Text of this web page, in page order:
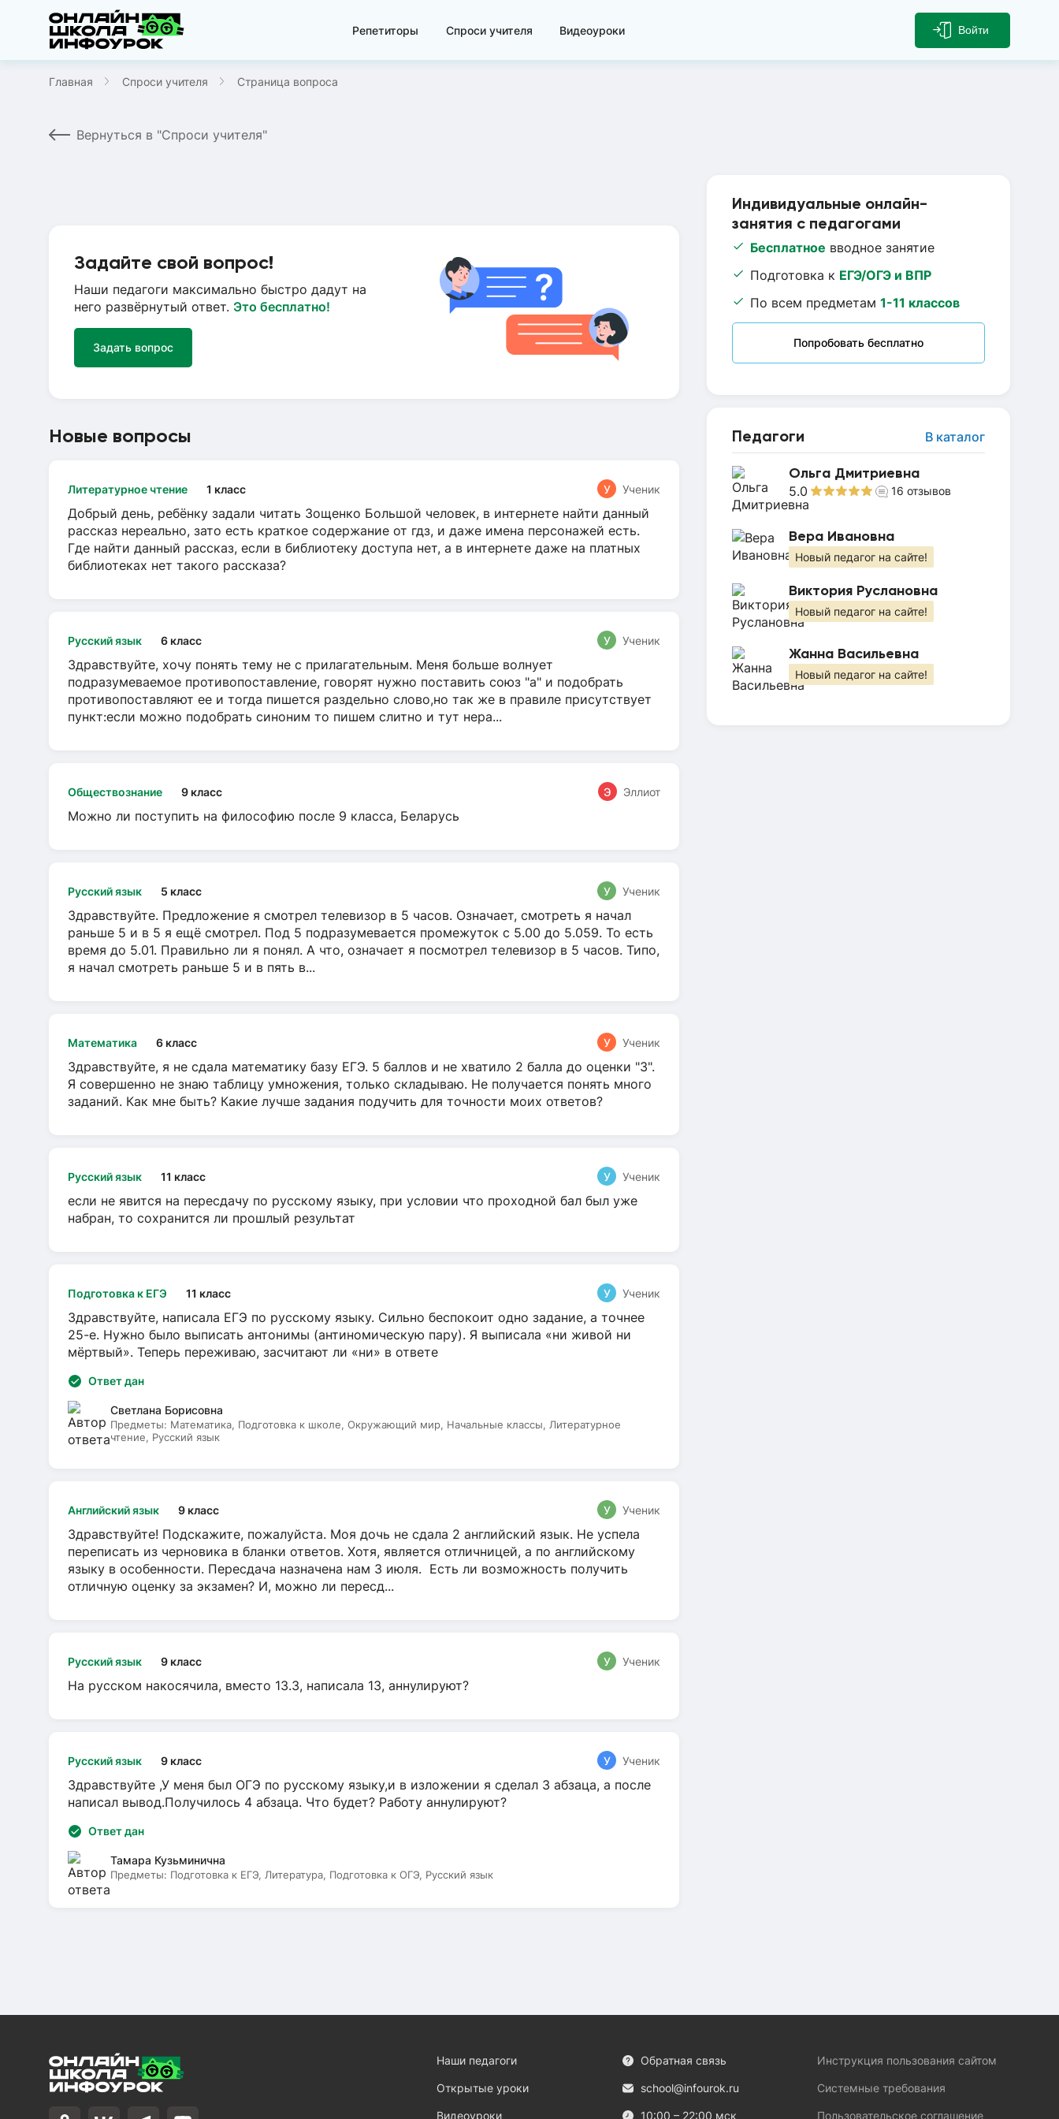
Репетиторы Спроси учителя Видеоуроки Войти
Главная Спроси учителя Страница вопроса
Вернуться в "Спроси учителя"
Индивидуальные онлайн-
занятия с педагогами
Бесплатное вводное занятие
Подготовка к ЕГЭ/ОГЭ и ВПР
По всем предметам 1-11 классов
Попробовать бесплатно
Педагоги В каталог
Ольга Дмитриевна
5.0 16 отзывов
Вера Ивановна
Новый педагог на сайте!
Виктория Руслановна
Новый педагог на сайте!
Жанна Васильевна
Новый педагог на сайте!
Задайте свой вопрос!
Наши педагоги максимально быстро дадут на
него развёрнутый ответ. Это бесплатно!
Задать вопрос
Новые вопросы
Литературное чтение 1 класс У Ученик
Добрый день, ребёнку задали читать Зощенко Большой человек, в интернете найти данный
рассказ нереально, зато есть краткое содержание от гдз, и даже имена персонажей есть.
Где найти данный рассказ, если в библиотеку доступа нет, а в интернете даже на платных
библиотеках нет такого рассказа?
Русский язык 6 класс У Ученик
Здравствуйте, хочу понять тему не с прилагательным. Меня больше волнует
подразумеваемое противопоставление, говорят нужно поставить союз "а" и подобрать
противопоставляют ее и тогда пишется раздельно слово,но так же в правиле присутствует
пункт:если можно подобрать синоним то пишем слитно и тут нера...
Обществознание 9 класс Э Эллиот
Можно ли поступить на философию после 9 класса, Беларусь
Русский язык 5 класс У Ученик
Здравствуйте. Предложение я смотрел телевизор в 5 часов. Означает, смотреть я начал
раньше 5 и в 5 я ещё смотрел. Под 5 подразумевается промежуток с 5.00 до 5.059. То есть
время до 5.01. Правильно ли я понял. А что, означает я посмотрел телевизор в 5 часов. Типо,
я начал смотреть раньше 5 и в пять в...
Математика 6 класс У Ученик
Здравствуйте, я не сдала математику базу ЕГЭ. 5 баллов и не хватило 2 балла до оценки "3".
Я совершенно не знаю таблицу умножения, только складываю. Не получается понять много
заданий. Как мне быть? Какие лучше задания подучить для точности моих ответов?
Русский язык 11 класс У Ученик
если не явится на пересдачу по русскому языку, при условии что проходной бал был уже
набран, то сохранится ли прошлый результат
Подготовка к ЕГЭ 11 класс У Ученик
Здравствуйте, написала ЕГЭ по русскому языку. Сильно беспокоит одно задание, а точнее
25-е. Нужно было выписать антонимы (антиномическую пару). Я выписала «ни живой ни
мёртвый». Теперь переживаю, засчитают ли «ни» в ответе
Ответ дан
Светлана Борисовна
Предметы: Математика, Подготовка к школе, Окружающий мир, Начальные классы, Литературное
чтение, Русский язык
Английский язык 9 класс У Ученик
Здравствуйте! Подскажите, пожалуйста. Моя дочь не сдала 2 английский язык. Не успела
переписать из черновика в бланки ответов. Хотя, является отличницей, а по английскому
языку в особенности. Пересдача назначена нам 3 июля. Есть ли возможность получить
отличную оценку за экзамен? И, можно ли пересд...
Русский язык 9 класс У Ученик
На русском накосячила, вместо 13.3, написала 13, аннулируют?
Русский язык 9 класс У Ученик
Здравствуйте ,У меня был ОГЭ по русскому языку,и в изложении я сделал 3 абзаца, а после
написал вывод.Получилось 4 абзаца. Что будет? Работу аннулируют?
Ответ дан
Тамара Кузьминична
Предметы: Подготовка к ЕГЭ, Литература, Подготовка к ОГЭ, Русский язык
Наши педагоги
Открытые уроки
Видеоуроки
Обратная связь
school@infourok.ru
10:00 – 22:00 мск
Инструкция пользования сайтом
Системные требования
Пользовательское соглашение